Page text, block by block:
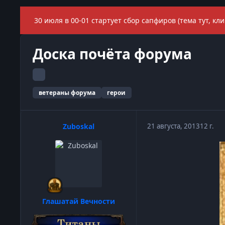
30 июля в 00-01 стартует сбор сапфиров (тема тут,
Доска почёта форума
ветераны форума герои
Zuboskal
Глашатай Вечности
21 августа, 201312 г.